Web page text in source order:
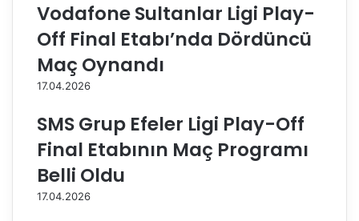
s
e
z
o
n
a
z
ı
l
ı
n
i
o
t
r
Vodafone Sultanlar Ligi Play-
Off Final Etabı’nda Dördüncü
Maç Oynandı
17.04.2026
SMS Grup Efeler Ligi Play-Off
Final Etabının Maç Programı
Belli Oldu
17.04.2026